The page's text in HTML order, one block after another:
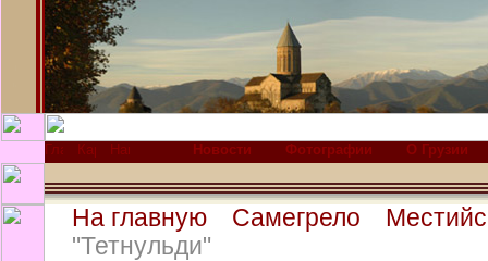
Новости Фотографии О Грузии
На главную Самегрело
"Тетнульди"